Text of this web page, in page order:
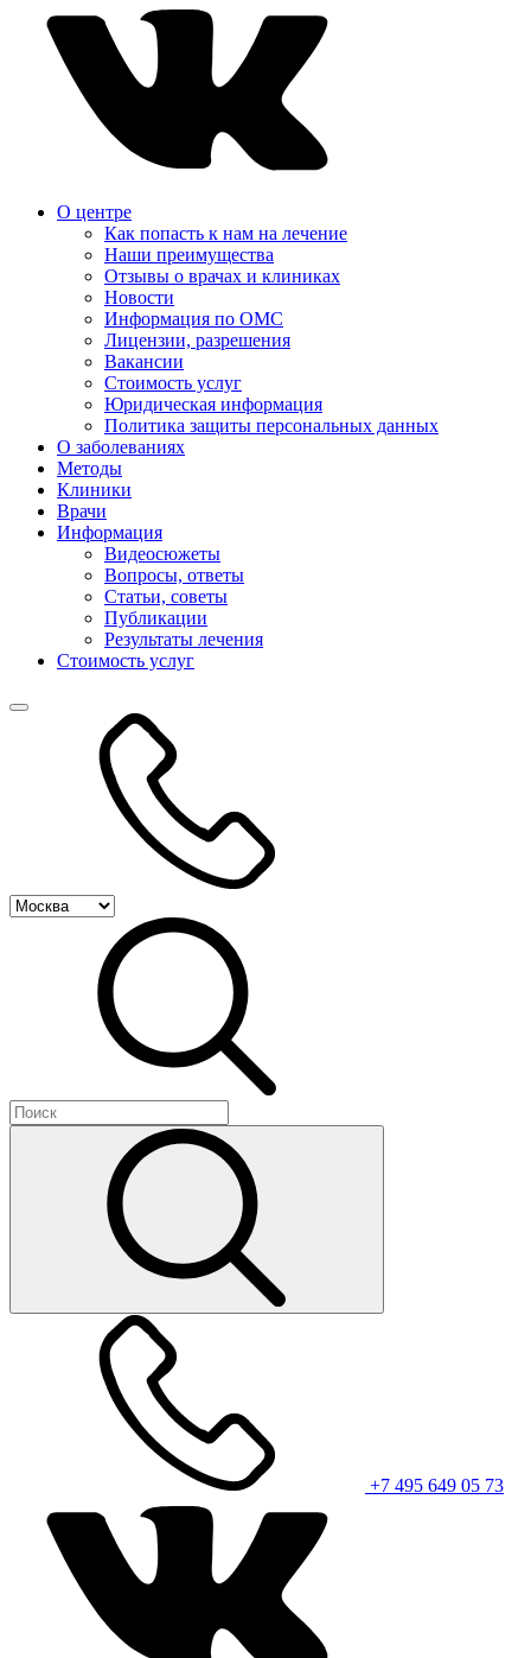
О центре
Как попасть к нам на лечение
Наши преимущества
Отзывы о врачах и клиниках
Новости
Информация по ОМС
Лицензии, разрешения
Вакансии
Стоимость услуг
Юридическая информация
Политика защиты персональных данных
О заболеваниях
Методы
Клиники
Врачи
Информация
Видеосюжеты
Вопросы, ответы
Статьи, советы
Публикации
Результаты лечения
Стоимость услуг
+7 495 649 05 73